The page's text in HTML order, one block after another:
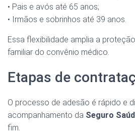
• Pais e avós até 65 anos;
• Irmãos e sobrinhos até 39 anos.
Essa flexibilidade amplia a
familiar do convênio médico.
Etapas de
O processo de adesão é rápido e
acompanhamento da Seguro
fim.